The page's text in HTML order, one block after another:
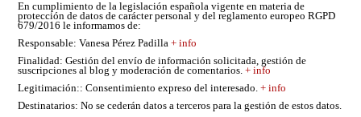
En cumplimiento de la legislación española vigente en materia de
protección de datos de carácter personal y del reglamento europeo RGPD
679/2016 le informamos de:
Responsable: Vanesa Pérez Padilla+ info
Finalidad: Gestión del envío de información solicitada, gestión de
suscripciones al blog y moderación de comentarios.+ info
Legitimación:: Consentimiento expreso del interesado.+ info
Destinatarios: No se cederán datos a terceros para la gestión de estos datos.